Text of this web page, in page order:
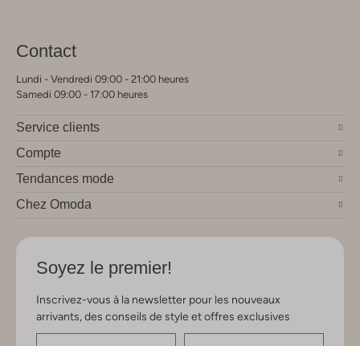
Contact
Lundi - Vendredi 09:00 - 21:00 heures
Samedi 09:00 - 17:00 heures
Service clients
Compte
Tendances mode
Chez Omoda
Soyez le premier!
Inscrivez-vous à la newsletter pour les nouveaux
arrivants, des conseils de style et offres exclusives